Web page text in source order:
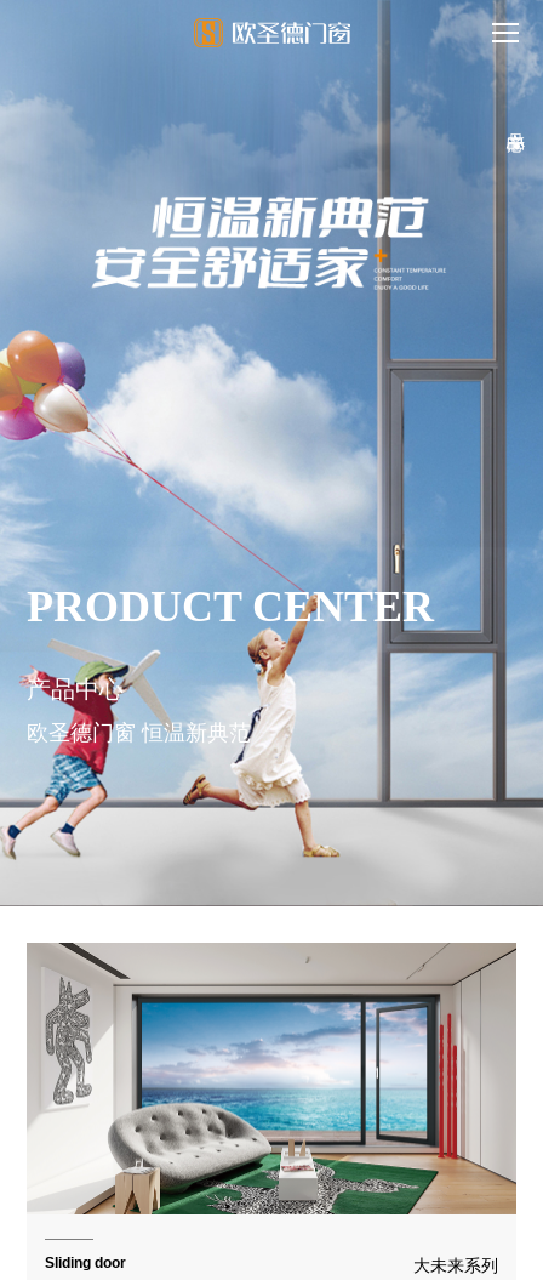
PRODUCT CENTER
产品中心
欧圣德门窗 恒温新典范
Sliding door 大未来系列